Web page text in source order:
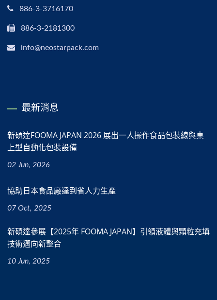
886-3-3716170
886-3-2181300
info@neostarpack.com
最新消息
新碩達FOOMA JAPAN 2026 展出一人操作食品包裝線與桌
上型自動化包裝設備
02 Jun, 2026
協助日本食品廠達到省人力生產
07 Oct, 2025
新碩達參展【2025年 FOOMA JAPAN】引領液體與顆粒充填
技術邁向新整合
10 Jun, 2025